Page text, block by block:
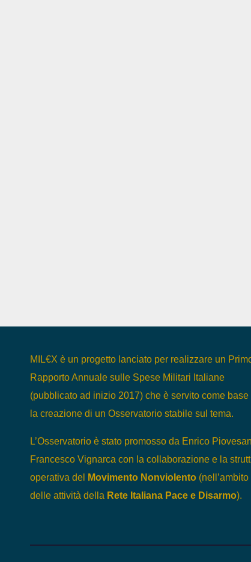
MIL€X è un progetto lanciato per realizzare un
Rapporto Annuale sulle Spese Militari Italiane
(pubblicato ad inizio 2017) che è servito come base
la creazione di un Osservatorio stabile sul tema.
L’Osservatorio è stato promosso da Enrico
Francesco Vignarca con la collaborazione e la
operativa del
Movimento Nonviolento (nell’ambito
delle attività della Rete Italiana Pace e Disarmo).